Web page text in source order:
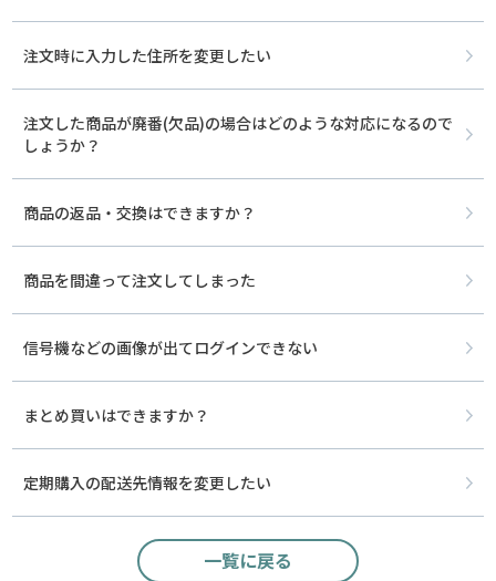
注文時に入力した住所を変更したい
注文した商品が廃番(欠品)の場合はどのような対応になるので
しょうか？
商品の返品・交換はできますか？
商品を間違って注文してしまった
信号機などの画像が出てログインできない
まとめ買いはできますか？
定期購入の配送先情報を変更したい
一覧に戻る